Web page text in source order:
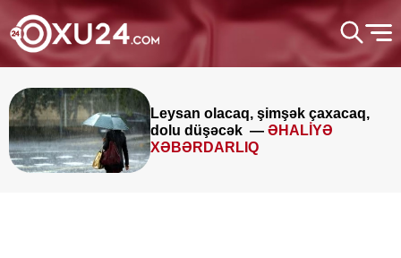
Leysan olacaq, şimşək çaxacaq,
dolu düşəcək — ƏHALİYƏ
XƏBƏRDARLIQ